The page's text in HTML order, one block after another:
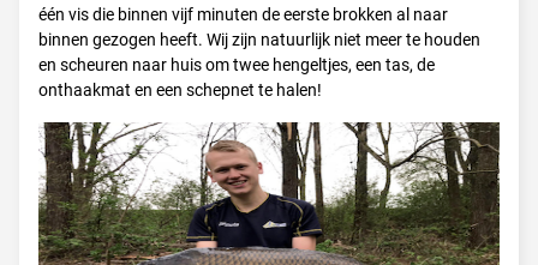
één vis die binnen vijf minuten de eerste brokken al naar
binnen gezogen heeft. Wij zijn natuurlijk niet meer te houden
en scheuren naar huis om twee hengeltjes, een tas, de
onthaakmat en een schepnet te halen!